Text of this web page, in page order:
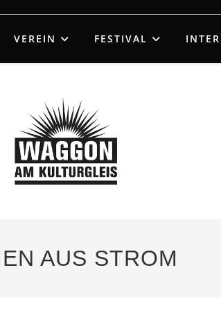
VEREIN FESTIVAL
AUS STROM